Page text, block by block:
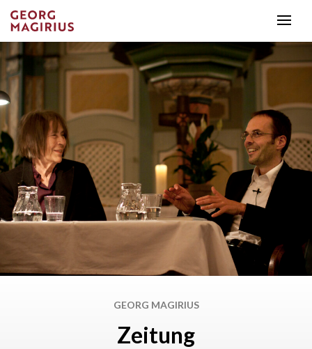
GEORG MAGIRIUS
Zeitung